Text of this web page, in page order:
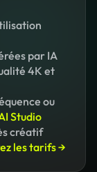
par IA
4K et
ou
Studio
créatif
les tarifs →